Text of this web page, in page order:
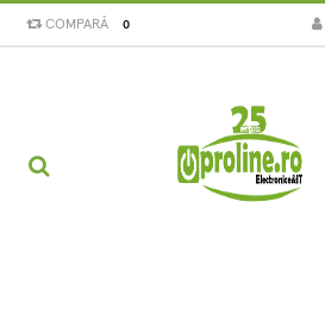
COMPARĂ 0